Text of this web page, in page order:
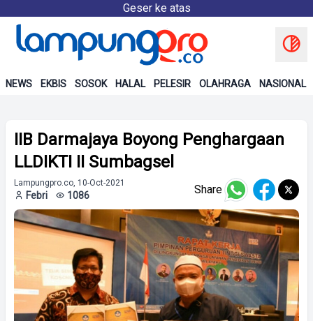
Geser ke atas
NEWS EKBIS SOSOK HALAL PELESIR OLAHRAGA NASIONAL
IIB Darmajaya Boyong Penghargaan
LLDIKTI II Sumbagsel
Lampungpro.co, 10-Oct-2021
Febri 1086 Share